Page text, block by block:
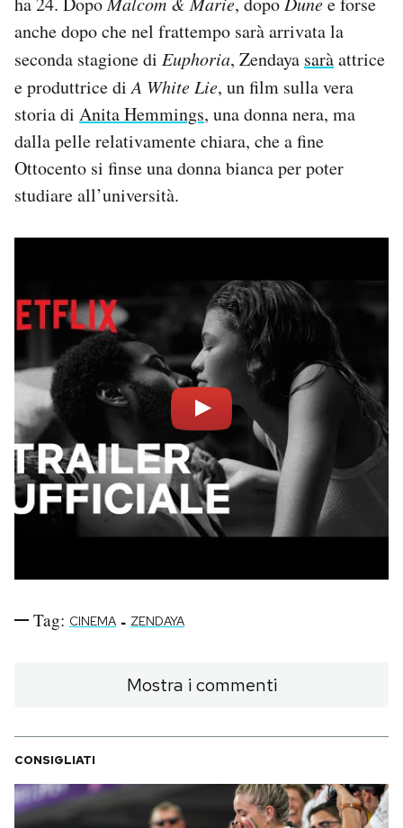
anche dopo che nel frattempo sarà arrivata la
seconda stagione di Euphoria, Zendaya saràattrice
e produttrice diA White Lie, un film sulla vera
storia di Anita Hemmings, una donna nera, ma
dalla pelle relativamente chiara, che a fine
Ottocento si finse una donna bianca per poter
studiare all’università.
Tag: CINEMA - ZENDAYA
Mostra i commenti
CONSIGLIATI